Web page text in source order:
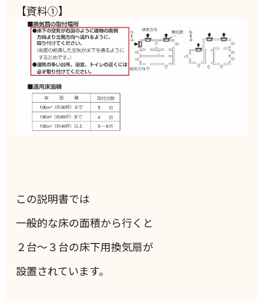
【資料①】
この説明書では
一般的な床の面積から行くと
２台～３台の床下用換気扇が
設置されています。